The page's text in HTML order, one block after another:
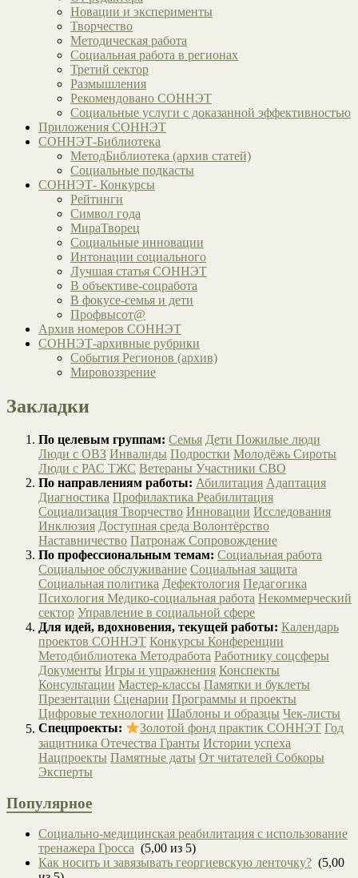
Новации и эксперименты
Творчество
Методическая работа
Социальная работа в регионах
Третий сектор
Размышления
Рекомендовано СОННЭТ
Социальные услуги с доказанной эффективностью
Приложения СОННЭТ
СОННЭТ-Библиотека
МетодБиблиотека (архив статей)
Социальные подкасты
СОННЭТ- Конкурсы
Рейтинги
Символ года
МираТворец
Социальные инновации
Интонации социального
Лучшая статья СОННЭТ
В объективе-соцработа
В фокусе-семья и дети
Профвысот@
Архив номеров СОННЭТ
СОННЭТ-архивные рубрики
События Регионов (архив)
Мировоззрение
Закладки
По целевым группам: Семья Дети Пожилые люди
Люди с ОВЗ Инвалиды Подростки Молодёжь Сироты
Люди с РАС ТЖС Ветераны Участники СВО
По направлениям работы: Абилитация Адаптация
Диагностика Профилактика Реабилитация
Социализация Творчество Инновации Исследования
Инклюзия Доступная среда Волонтёрство
Наставничество Патронаж Сопровождение
По профессиональным темам: Социальная работа
Социальное обслуживание Социальная защита
Социальная политика Дефектология Педагогика
Психология Медико-социальная работа Некоммерческий
сектор Управление в социальной сфере
Для идей, вдохновения, текущей работы: Календарь
проектов СОННЭТ Конкурсы Конференции
Методбиблиотека Методработа Работнику соцсферы
Документы Игры и упражнения Конспекты
Консультации Мастер-классы Памятки и буклеты
Презентации Сценарии Программы и проекты
Цифровые технологии Шаблоны и образцы Чек-листы
Спецпроекты:
Золотой фонд практик СОННЭТ Год
защитника Отечества Гранты Истории успеха
Нацпроекты Памятные даты От читателей Собкоры
Эксперты
Популярное
Социально-медицинская реабилитация с использование
тренажера Гросса (5,00 из 5)
Как носить и завязывать георгиевскую ленточку? (5,00